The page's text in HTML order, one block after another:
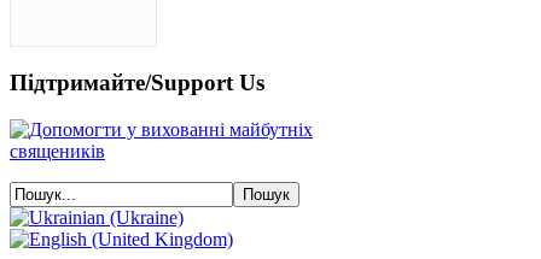
Підтримайте/Support Us